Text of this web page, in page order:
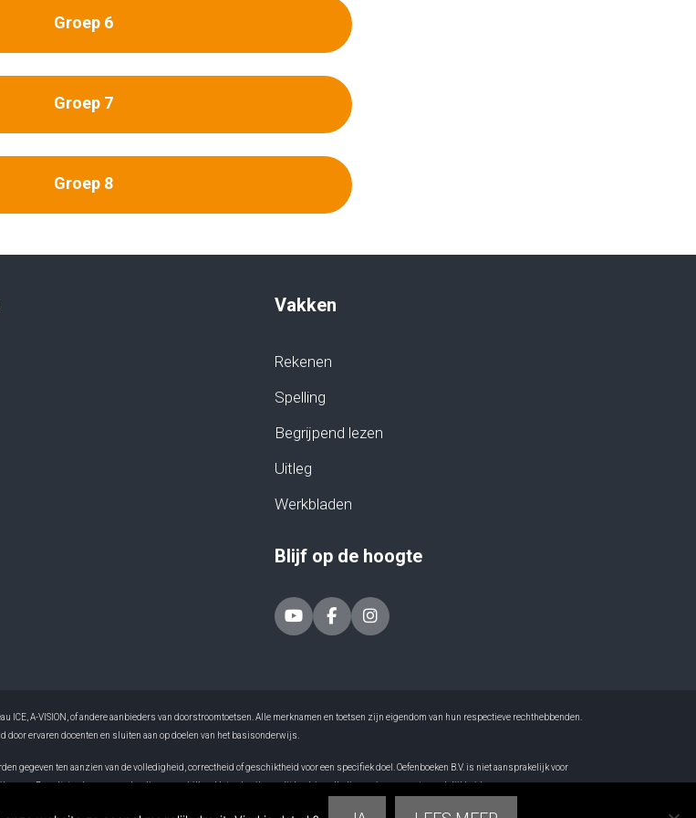
Groep 6
Groep 7
Groep 8
Vakken
Rekenen
Spelling
Begrijpend lezen
Uitleg
Werkbladen
Blijf op de hoogte
ICE, A-VISION, of andere aanbieders van doorstroomtoetsen. Alle merknamen en toetsen zijn eigendom van hun respectieve rechthebbenden.
door ervaren docenten en sluiten aan op doelen van het basisonderwijs.
gegeven ten aanzien van de volledigheid, correctheid of geschiktheid voor een specifiek doel. Oefenboeken B.V. is niet aansprakelijk voor
ervan. Resultaten kunnen per leerling verschillen. Het gebruik van dit boek is volledig op eigen verantwoordelijkheid.